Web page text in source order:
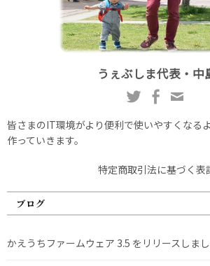
うぇぶしま代表・中
皆さまのIT環境がより便利で使いやすくなる
作っていきます。
特定商取引法に基づく表
ブログ
かえうちファームウェア 3.5 をリリースしま